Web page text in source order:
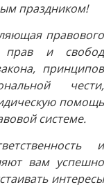
праздником!
правового
прав и свобод
принципов
чести,
помощь
системе.
и
вам успешно
интересы